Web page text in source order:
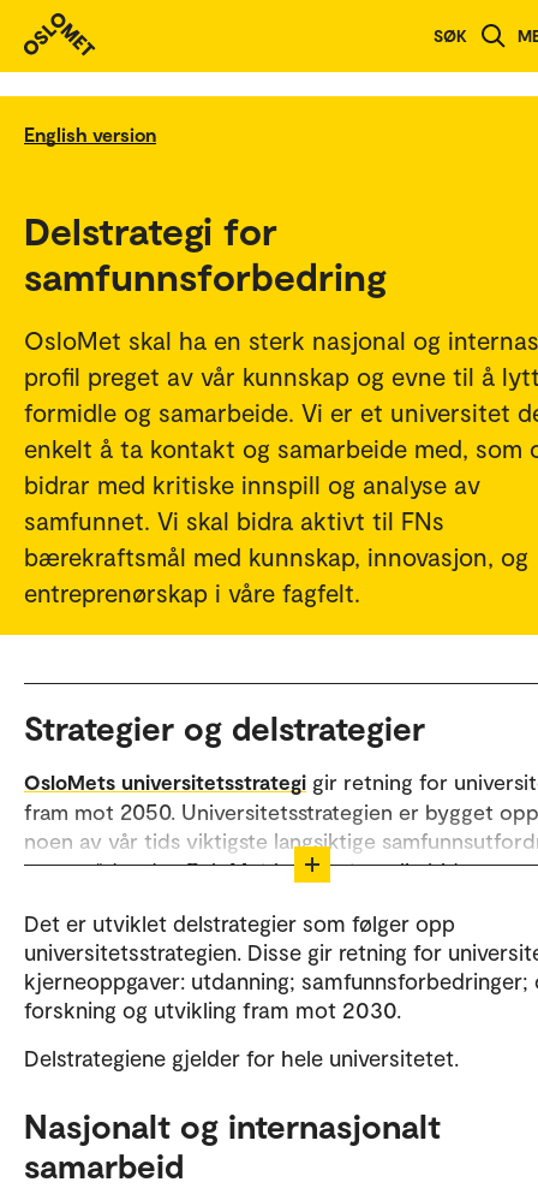
SØK
English version
Delstrategi for
samfunnsforbedring
OsloMet skal ha en sterk nasjonal og
profil preget av vår kunnskap og evne til å
formidle og samarbeide. Vi er et universitet
enkelt å ta kontakt og samarbeide med, som
bidrar med kritiske innspill og analyse av
samfunnet. Vi skal bidra aktivt til FNs
bærekraftsmål med kunnskap, innovasjon, og
entreprenørskap i våre fagfelt.
Strategier og delstrategier
OsloMets universitetsstrategi gir retning for
fram mot 2050. Universitetsstrategien er bygget
noen av vår tids viktigste langsiktige
og områder der OsloMet kan gi et særlig bidrag:
Varige velferdsløsninger
Et velfungerende demokrati
En bærekraftig utvikling
handlingsplaner for sin virksomhet.
Se også de andre delstrategiene:
Det er utviklet delstrategier som følger opp
universitetsstrategien. Disse gir retning for
kjerneoppgaver: utdanning; samfunnsforbedringer;
forskning og utvikling fram mot 2030.
Delstrategiene gjelder for hele universitetet.
Nasjonalt og internasjonalt
samarbeid